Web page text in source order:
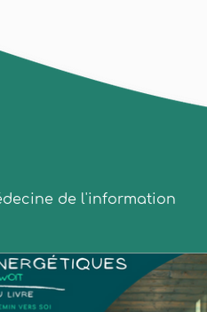
de l'information